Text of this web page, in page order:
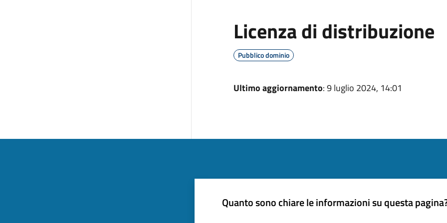
Licenza di distribuzione
Pubblico dominio
Ultimo aggiornamento: 9 luglio 2024, 14:01
Quanto sono chiare le informazioni su questa